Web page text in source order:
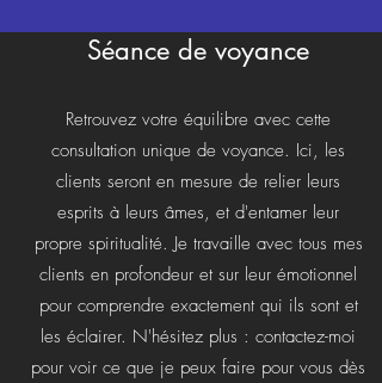
Séance de voyance
Retrouvez votre équilibre avec cette
consultation unique de voyance. Ici, les
clients seront en mesure de relier leurs
esprits à leurs âmes, et d'entamer leur
propre spiritualité. Je travaille avec tous mes
clients en profondeur et sur leur émotionnel
pour comprendre exactement qui ils sont et
les éclairer. N'hésitez plus : contactez-moi
pour voir ce que je peux faire pour vous dès